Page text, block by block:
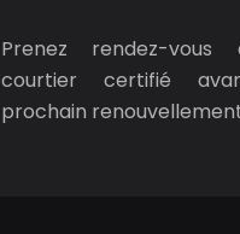
Prenez rendez-vous
courtier certifié
prochain